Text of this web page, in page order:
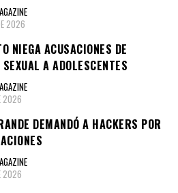
2026
NIEGA ACUSACIONES DE
A ADOLESCENTES
2026
DEMANDÓ A HACKERS POR
2026